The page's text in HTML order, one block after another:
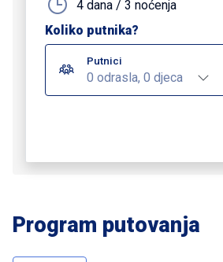
4 dana / 3 noćenja
Koliko putnika?
Putnici
0 odrasla, 0 djeca
Program putovanja